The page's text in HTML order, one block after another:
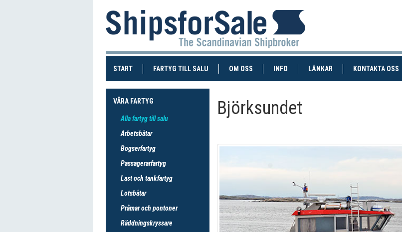
START(CURRENT)FARTYG TILL SALU (CURRENT)OM OSS INFO LÄNKAR KONTAKTA OSS
VÅRA FARTYG
Alla fartyg till salu
Arbetsbåtar
Bogserfartyg
Passagerarfartyg
Last och tankfartyg
Lotsbåtar
Pråmar och pontoner
Räddningskryssare
Björksundet